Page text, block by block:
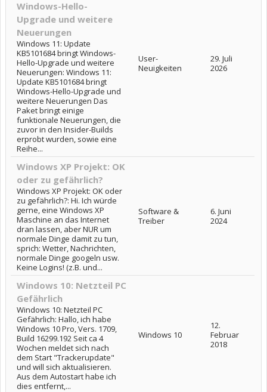
Windows-Hello-
Upgrade und weitere
Neuerungen
Windows 11: Update
KB5101684 bringt Windows-
Hello-Upgrade und weitere
Neuerungen: Windows 11:
Update KB5101684 bringt
Windows-Hello-Upgrade und
weitere Neuerungen Das
Paket bringt einige
funktionale Neuerungen, die
zuvor in den Insider-Builds
erprobt wurden, sowie eine
Reihe...
User-
Neuigkeiten
29. Juli
2026
Windows XP Projekt: OK
oder zu gefährlich?
Windows XP Projekt: OK oder
zu gefährlich?: Hi. Ich würde
gerne, eine Windows XP
Maschine an das Internet
dran lassen, aber NUR um
normale Dinge damit zu tun,
sprich: Wetter, Nachrichten,
normale Dinge googeln usw.
Keine Logins! (z.B. und...
Software &
Treiber
6. Juni
2024
Windows 10: Netzteil PC
Gefährlich
Windows 10: Netzteil PC
Gefährlich: Hallo, ich habe
Windows 10 Pro, Vers. 1709,
Build 16299.192 Seit ca 4
Wochen meldet sich nach
dem Start "Trackerupdate"
und will sich aktualisieren.
Aus dem Autostart habe ich
dies entfernt,...
Windows 10
12.
Februar
2018